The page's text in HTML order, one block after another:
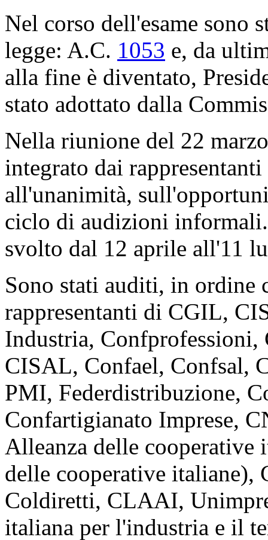
Nel corso dell'esame sono
legge: A.C. 1053 e, da
alla fine è diventato,
stato adottato dalla
Nella riunione del 22
integrato dai
all'unanimità,
ciclo di audizioni
svolto dal 12 aprile all'11
Sono stati auditi, in ordine
rappresentanti di CGIL,
Industria,
CISAL, Confael, Confsal,
PMI, Federdistribuzione,
Confartigianato Imprese,
Alleanza delle
delle cooperative italiane),
Coldiretti, CLAAI,
italiana per l'industria e il